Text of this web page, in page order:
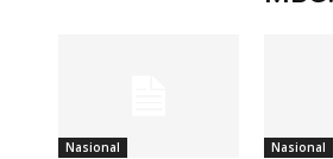
Nasional Nasional